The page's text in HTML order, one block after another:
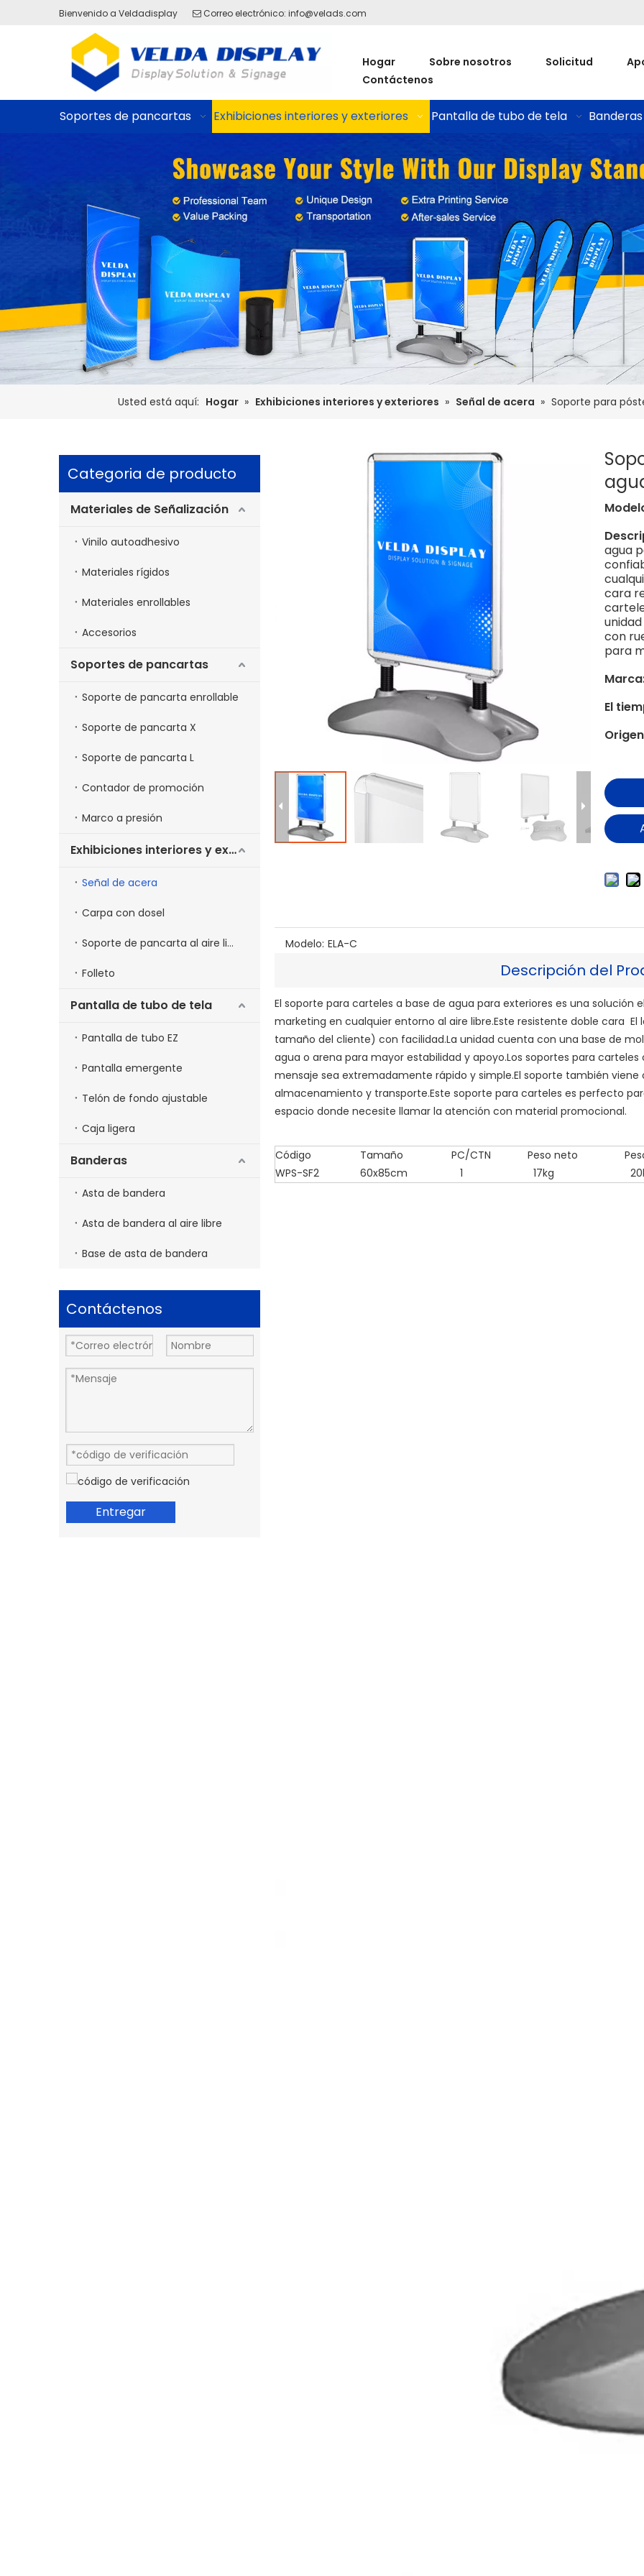
Bienvenido a Veldadisplay  Correo electrónico: info@velads.com
Hogar Sobre nosotros Solicitud
Contáctenos
Soportes de pancartas Exhibiciones interiores y exteriores Pantalla de tubo de tela Banderas
Usted está aquí: Hogar » Exhibiciones interiores y exteriores » Señal de acera » Soporte para
Categoria de producto
Materiales de Señalización
Vinilo autoadhesivo
Materiales rígidos
Materiales enrollables
Accesorios
Soportes de pancartas
Soporte de pancarta enrollable
Soporte de pancarta X
Soporte de pancarta L
Contador de promoción
Marco a presión
Exhibiciones interiores y exteriores
Señal de acera
Carpa con dosel
Soporte de pancarta al aire libre
Folleto
Pantalla de tubo de tela
Pantalla de tubo EZ
Pantalla emergente
Telón de fondo ajustable
Caja ligera
Banderas
Asta de bandera
Asta de bandera al aire libre
Base de asta de bandera
Contáctenos
Entregar
agua
cara
con
para
El
Modelo: ELA-C
Descripción del
El soporte para carteles a base de agua para exteriores es una
marketing en cualquier entorno al aire libre.Este resistente doble cara
tamaño del cliente) con facilidad.La unidad cuenta con una base de
agua o arena para mayor estabilidad y apoyo.Los soportes para
mensaje sea extremadamente rápido y simple.El soporte también
almacenamiento y transporte.Este soporte para carteles es perfecto
espacio donde necesite llamar la atención con material promocional.
Código Tamaño PC/CTN Peso neto
WPS-SF2
60x85cm 1 17kg